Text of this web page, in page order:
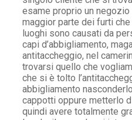
esame proprio un
maggior parte dei furti
luoghi sono causati da
capi d’abbigliamento,
antitaccheggio, nel
trovarsi quello che
che si è tolto
abbigliamento
cappotti oppure metterlo
quindi avere totalmente